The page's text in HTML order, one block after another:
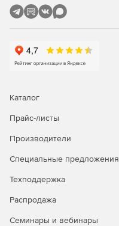
Каталог
Прайс-листы
Производители
Специальные предложения
Техподдержка
Распродажа
Семинары и вебинары